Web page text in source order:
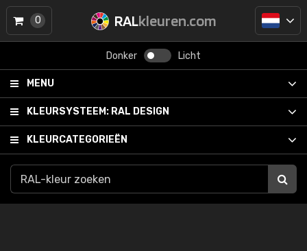
RALkleuren.com
Donker Licht
MENU
KLEURSYSTEEM: RAL DESIGN
KLEURCATEGORIEËN
0